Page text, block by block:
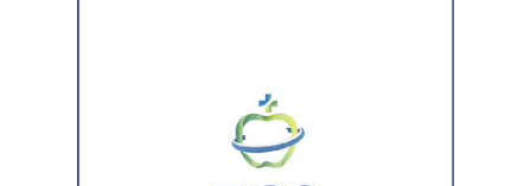
sectores más deteriorados y mejorar las condiciones de